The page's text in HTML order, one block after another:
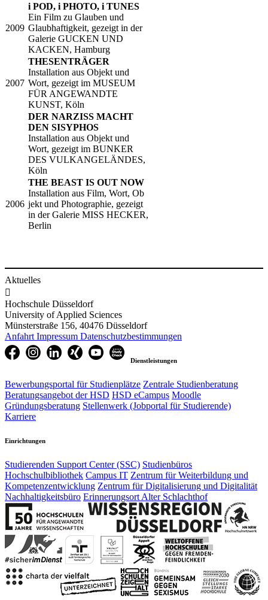
​2009
i POD, i PHOTO, i TUNES
Ein Film zu Glauben und
Glaubhaftigkeit, gezeigt in der
Galerie GUCKEN UND
KACKEN, Hamburg
​2007
​THESENTRÄGER
Installation aus Objekt und
Wort, gezeigt im MUSEUM
FÜR ANGEWANDTE
KUNST, Köln
DER NARZISS MACHT
DEN SISYPHOS
Installation aus Objekt und
Wort, gezeigt im BUNKER
DES VULKANGELÄNDES,
Köln
​2006
​THE BEAST IS OUT NOW
Installation aus Film, Wort, Ob​​
jekt und Photographie, gezeigt
in der Galerie MISS HECKER,
Berlin
Aktuelles

Hochschule Düsseldorf
University of Applied Sciences
Münsterstraße 156, 40476 Düsseldorf
Anfahrt Impressum Datenschutzbestimmungen
Dienstleistungen
Bewerbungsportal für Studienplätze Zentrale Studienberatung
Beratungsangebot der HSD HSD eCampus Moodle
Gründungsberatung Stellenwerk (Jobportal für Studierende)
Karriere
Einrichtungen
Studierenden Support Center (SSC) Studienbüros
Hochschulbibliothek Campus IT Zentrum für Weiterbildung und
Kompetenzentwicklung Zentrum für Digitalisierung und Digitalität
Nachhaltigkeitsbüro Erinnerungsort Alter Schlachthof